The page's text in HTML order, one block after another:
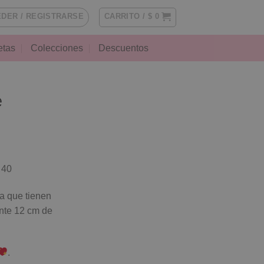
/ REGISTRARSE CARRITO / $ 0
Colecciones Descuentos
que tienen
12 cm de
.